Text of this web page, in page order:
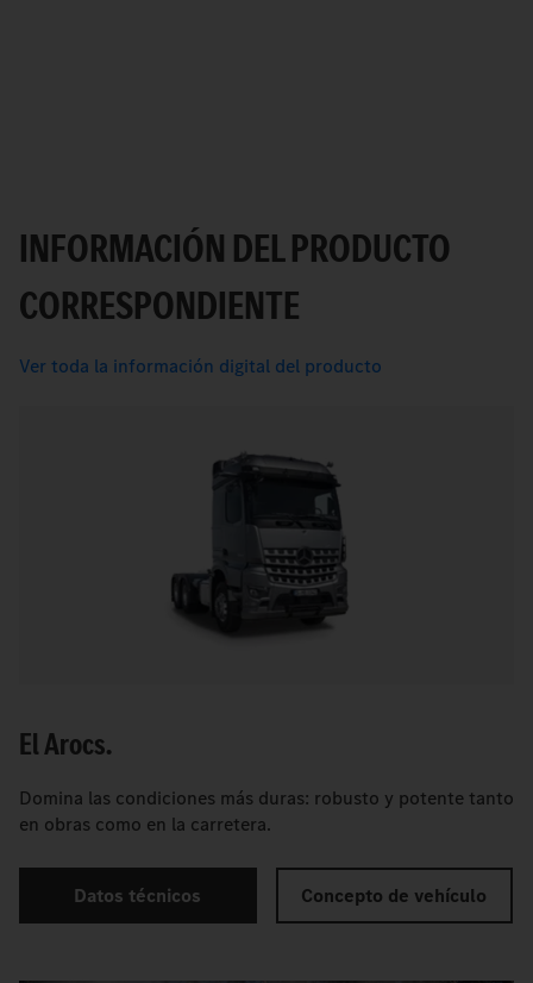
INFORMACIÓN DEL PRODUCTO
CORRESPONDIENTE
Ver toda la información digital del producto
El Arocs.
Domina las condiciones más duras: robusto y potente tanto
en obras como en la carretera.
Datos técnicos Concepto de vehículo